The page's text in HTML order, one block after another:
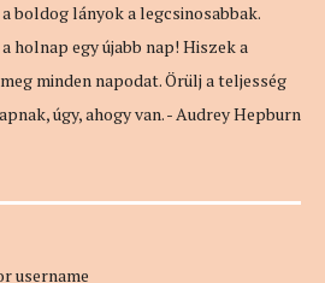
boldog lányok a legcsinosabbak.
holnap egy újabb nap! Hiszek a
minden napodat. Örülj a teljesség
úgy, ahogy van. - Audrey Hepburn
username